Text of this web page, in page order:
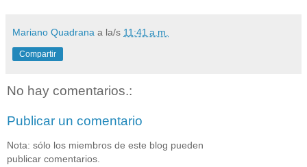
Mariano Quadrana a la/s 11:41 a.m.
Compartir
No hay comentarios.:
Publicar un comentario
Nota: sólo los miembros de este blog pueden
publicar comentarios.